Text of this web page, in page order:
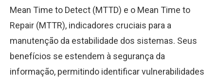
Mean Time to Detect (MTTD) e o Mean Time to
Repair (MTTR), indicadores cruciais para a
manutenção da estabilidade dos sistemas. Seus
benefícios se estendem à segurança da
informação, permitindo identificar vulnerabilidades